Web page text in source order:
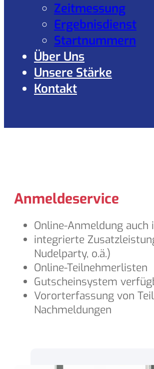
Zeitmessung
Ergebnisdienst
Startnummern
Über Uns
Unsere Stärke
Kontakt
Anmeldeservice
Online-Anmeldung auch
integrierte
Nudelparty, o.ä.)
Online-Teilnehmerlisten
Gutscheinsystem
Vororterfassung von
Nachmeldungen